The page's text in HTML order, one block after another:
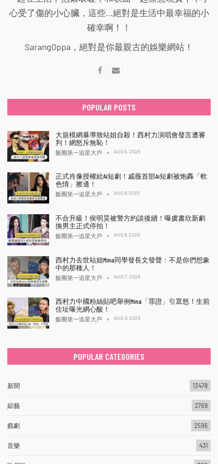
心受了傷的小心臟，這些...絕對是生活中最幸福的小
確幸啊！！
SarangOppa，絕對是你最親古的娛樂網站！
POPULAR POSTS
大規模網暴導致站姐自殺！西村力演唱會發言遭審
判！網怒斥無恥！
飯圈第一追星大戶 AUG 9, 2026
正式肖像授權給Ai短劇！戚薇首部Ai短劇被炮轟「軟
色情」擦邊！
飯圈第一追星大戶 AUG 8, 2026
不合升級！侯明昊被警方約談後續！曝虞書欣新劇
換男主正式停拍！
飯圈第一追星大戶 AUG 8, 2026
西村力去世站姐Mina同學發長文發聲：不是你們想象
中的那種人！
飯圈第一追星大戶 AUG 7, 2026
西村力中國粉絲貼吧舉例Mina「罪證」引眾怒！生前
住址曝光網心酸！
飯圈第一追星大戶 AUG 6, 2026
POPULAR CATEGORIES
新聞 13478
綜藝 2769
戲劇 2596
音樂 431